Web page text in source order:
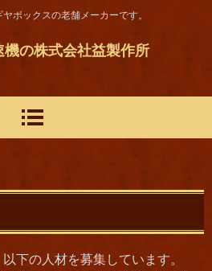
の株式会社益製作所
ボックスの老舗メーカーです。
下の人材を募集しています。